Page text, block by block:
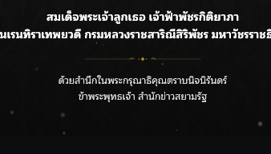
ายใต้ เสริมความมั่นคงน้ำเพชรบุรี
ง “G.O.A.T”
มชลฯ เกาะติดฝนทั่วประเทศ เตรียมเครื่องจักรรับมือน้ำ